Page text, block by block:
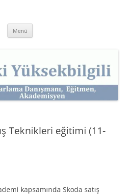
Kişisel Web Sitesi.
Menü
Teknikleri eğitimi (11-
kapsamında Skoda satış